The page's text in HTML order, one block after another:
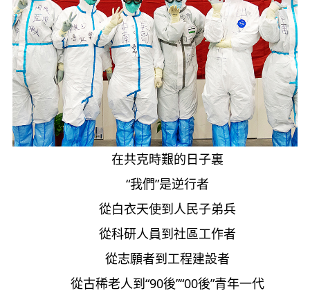
在共克時艱的日子裏
“我們”是逆行者
從白衣天使到人民子弟兵
從科研人員到社區工作者
從志願者到工程建設者
從古稀老人到“90後”“00後”青年一代